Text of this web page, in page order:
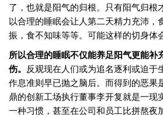
了，也就是阳气的归根。只有阳气归根
以合理的睡眠会让人第二天精力充沛，
振，食不知味等等。可能这样的切身体
所以合理的睡眠不仅能养足阳气更能补
伤。 反观现在人们或为追名逐利或迫于
作息准则早已抛之脑后。而得到的恶果
鼎的创新工场执行董事李开复就是一现
一种习惯，甚至在公司和员工比拼熬夜